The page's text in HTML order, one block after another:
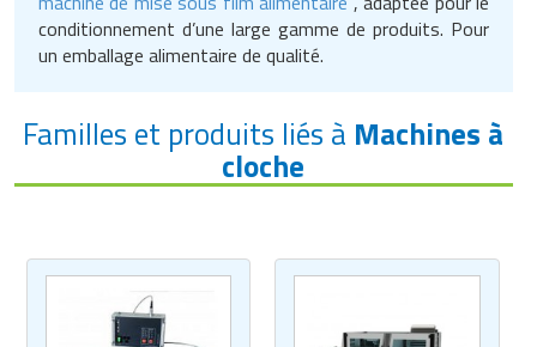
conditionnement d’une large gamme de produits. Pour
un emballage alimentaire de qualité.
Familles et produits liés à Machines à
cloche